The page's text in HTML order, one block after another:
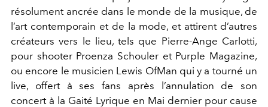
résolument ancrée dans le monde de la musique, de
l’art contemporain et de la mode, et attirent d’autres
créateurs vers le lieu, tels que Pierre-Ange Carlotti,
pour shooter Proenza Schouler et Purple Magazine,
ou encore le musicien Lewis OfMan qui y a tourné un
live, offert à ses fans après l’annulation de son
concert à la Gaité Lyrique en Mai dernier pour cause